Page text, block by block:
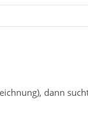
dann